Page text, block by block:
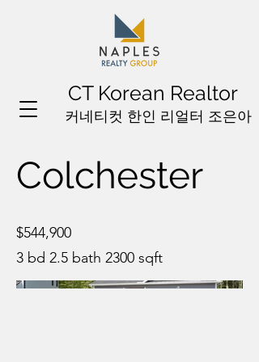
커네티컷 한인 리얼터 조은아
CT Korean Realtor
Colchester
$544,900
3 bd 2.5 bath 2300 sqft